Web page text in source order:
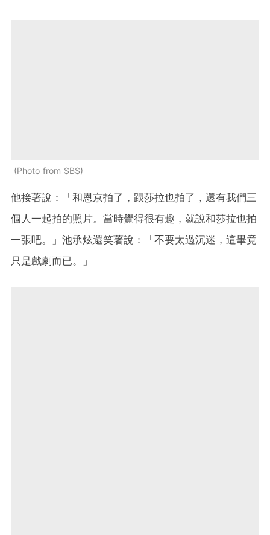
Photo from SBS
他接著說：「和恩京拍了，跟莎拉也拍了，還有我們三
個人一起拍的照片。當時覺得很有趣，就說和莎拉也拍
一張吧。」池承炫還笑著說：「不要太過沉迷，這畢竟
只是戲劇而已。」